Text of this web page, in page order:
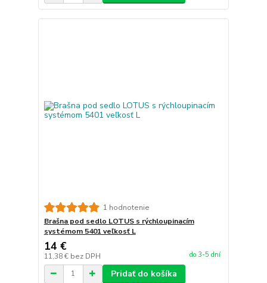
1 hodnotenie
Brašna pod sedlo LOTUS s rýchloupinacím
systémom 5401 veľkosť L
14 €
11,38 € bez DPH do 3-5 dní
Pridať do košíka